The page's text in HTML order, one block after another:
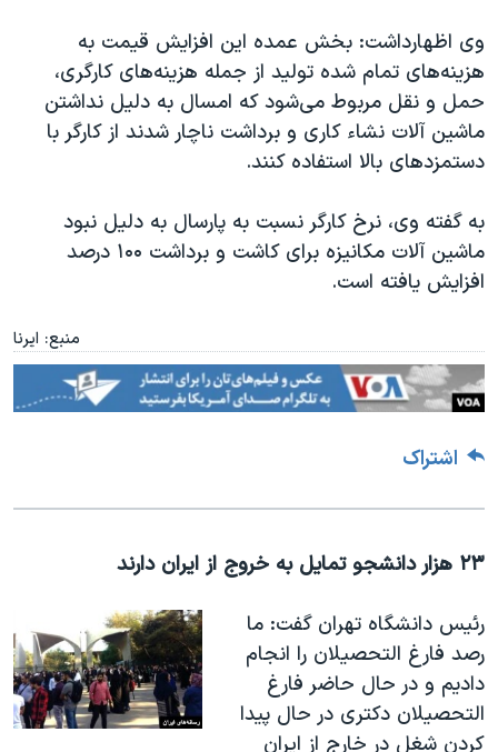
سفر پرزیدنت ترامپ به چین
وی اظهارداشت: بخش عمده این افزایش قیمت به
هزینه‌های تمام شده تولید از جمله هزینه‌های کارگری،
حمل و نقل مربوط می‌شود که امسال به دلیل نداشتن
ماشین آلات نشاء کاری و برداشت ناچار شدند از کارگر با
دستمزدهای بالا استفاده کنند.
به گفته وی، نرخ کارگر نسبت به پارسال به دلیل نبود
ماشین آلات مکانیزه برای کاشت و برداشت ۱۰۰ درصد
افزایش یافته است.
منبع: ایرنا
اشتراک
۲۳ هزار دانشجو تمایل به خروج از ایران دارند
رئیس دانشگاه تهران گفت: ما
رصد فارغ التحصیلان را انجام
دادیم و در حال حاضر فارغ
‌التحصیلان دکتری در حال پیدا
کردن شغل در خارج از ایران